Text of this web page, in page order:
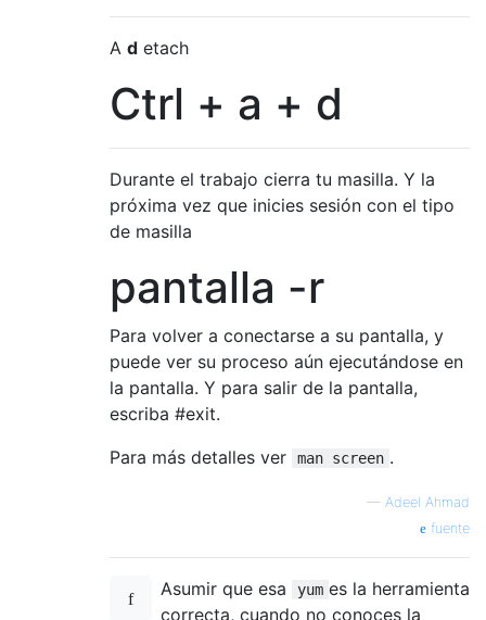
A d etach
Ctrl + a + d
Durante el trabajo cierra tu masilla. Y la
próxima vez que inicies sesión con el tipo
de masilla
pantalla -r
Para volver a conectarse a su pantalla, y
puede ver su proceso aún ejecutándose en
la pantalla. Y para salir de la pantalla,
escriba #exit.
Para más detalles ver
man screen .
— Adeel Ahmad
fuente
Asumir que esa yum es la herramienta
correcta, cuando no conoces la